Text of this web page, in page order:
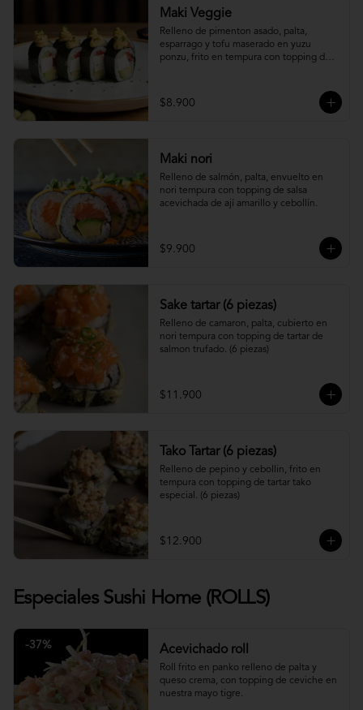
Maki Veggie
Relleno de pimenton asado, palta,
esparrago y tofu maserado en yuzu
ponzu, frito en tempura con topping de
$8.900
Maki nori
Relleno de salmón, palta, envuelto en
nori tempura con topping de salsa
acevichada de ají amarillo y cebollín.
$9.900
Sake tartar (6 piezas)
Relleno de camaron, palta, cubierto en
nori tempura con topping de tartar de
salmon trufado. (6 piezas)
$11.900
Tako Tartar (6 piezas)
Relleno de pepino y cebollin, frito en
tempura con topping de tartar tako
especial. (6 piezas)
$12.900
Especiales Sushi Home (ROLLS)
-37% Acevichado roll
Roll frito en panko relleno de palta y
queso crema, con topping de ceviche en
nuestra mayo tigre.